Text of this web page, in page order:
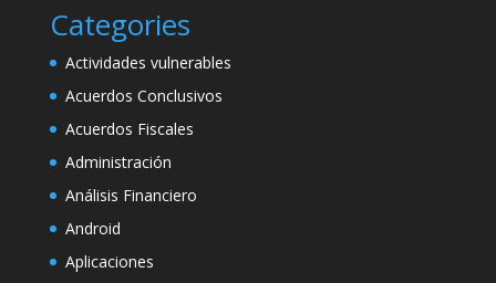
Categories
Actividades vulnerables
Acuerdos Conclusivos
Acuerdos Fiscales
Administración
Análisis Financiero
Android
Aplicaciones